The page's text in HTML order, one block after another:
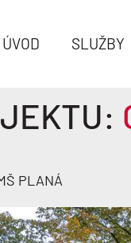
ÚVOD SLUŽBY
PLANÁ